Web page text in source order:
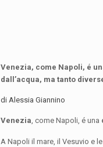
Venezia, come Napoli, é
dall’acqua, ma tanto
di Alessia Giannino
Venezia, come Napoli, é una
A Napoli il mare, il Vesuvio e